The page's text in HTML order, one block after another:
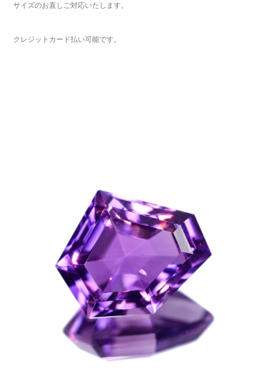
サイズのお直しご対応いたします。
クレジットカード払い可能です。